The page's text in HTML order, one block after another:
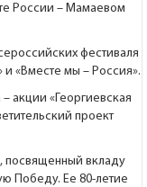
России – Мамаевом
фестиваля
и «Вместе мы – Россия».
акции «Георгиевская
проект
посвященный вкладу
Победу. Ее 80-летие